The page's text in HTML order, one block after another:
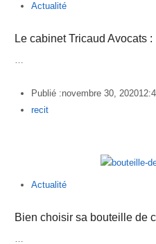
Actualité
Le cabinet Tricaud Avocats
Publié :novembre 30, 2020
Author
recit
Actualité
Bien choisir sa bouteille de